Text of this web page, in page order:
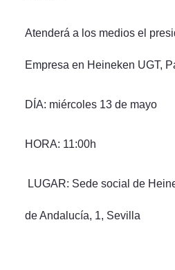
Atenderá a los medios el
Empresa en Heineken UGT,
DÍA: miércoles 13 de mayo
HORA: 11:00h
LUGAR: Sede social de
de Andalucía, 1, Sevilla